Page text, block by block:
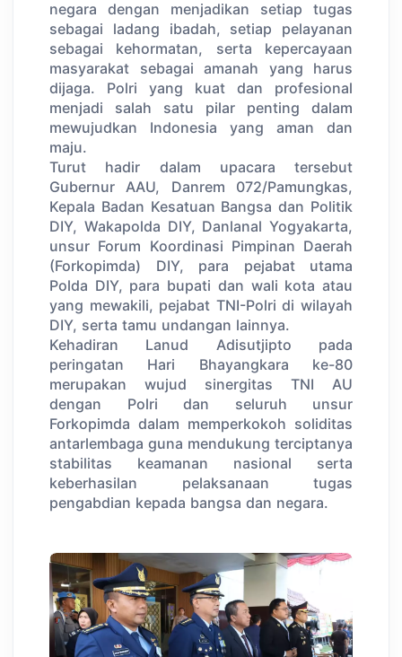
negara dengan menjadikan setiap tugas
sebagai ladang ibadah, setiap pelayanan
sebagai kehormatan, serta kepercayaan
masyarakat sebagai amanah yang harus
dijaga. Polri yang kuat dan profesional
menjadi salah satu pilar penting dalam
mewujudkan Indonesia yang aman dan
maju.
Turut hadir dalam upacara tersebut
Gubernur AAU, Danrem 072/Pamungkas,
Kepala Badan Kesatuan Bangsa dan Politik
DIY, Wakapolda DIY, Danlanal Yogyakarta,
unsur Forum Koordinasi Pimpinan Daerah
(Forkopimda) DIY, para pejabat utama
Polda DIY, para bupati dan wali kota atau
yang mewakili, pejabat TNI-Polri di wilayah
DIY, serta tamu undangan lainnya.
Kehadiran Lanud Adisutjipto pada
peringatan Hari Bhayangkara ke-80
merupakan wujud sinergitas TNI AU
dengan Polri dan seluruh unsur
Forkopimda dalam memperkokoh soliditas
antarlembaga guna mendukung terciptanya
stabilitas keamanan nasional serta
keberhasilan pelaksanaan tugas
pengabdian kepada bangsa dan negara.